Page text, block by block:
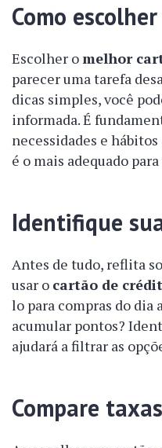
Como
Escolher omelhor
parecer uma tarefa
dicas simples, você
informada. É
necessidades e
é o mais adequado para
Identifique
Antes de tudo, reflita
usar o cartão de
lo para compras do dia
acumular pontos?
ajudará a filtrar as
Compare